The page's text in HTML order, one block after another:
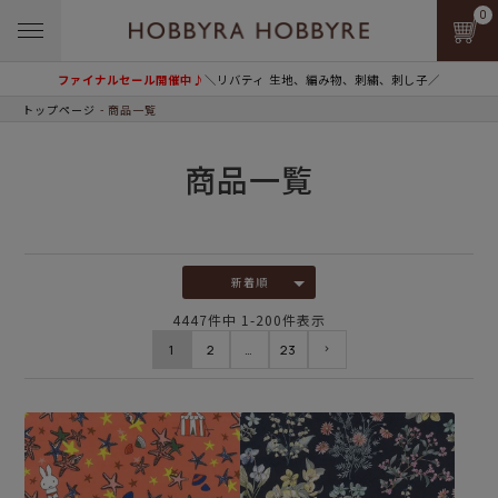
ファイナルセール開催中♪＼リバティ 生地、編み物、刺繍、刺し子／
0
トップページ 商品一覧
商品一覧
新着順
4447件中 1 -200件表示
1 2 23